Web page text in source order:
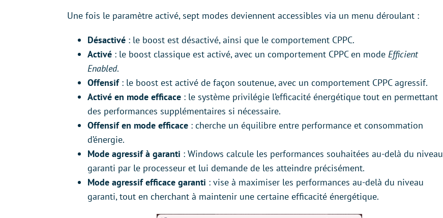
Une fois le paramètre activé, sept modes deviennent accessibles via un menu déroulant :
Désactivé : le boost est désactivé, ainsi que le comportement CPPC.
Activé : le boost classique est activé, avec un comportement CPPC en mode Efficient
Enabled.
Offensif: le boost est activé de façon soutenue, avec un comportement CPPC agressif.
Activé en mode efficace : le système privilégie l’efficacité énergétique tout en permettant
des performances supplémentaires si nécessaire.
Offensif en mode efficace : cherche un équilibre entre performance et consommation
d’énergie.
Mode agressif à garanti : Windows calcule les performances souhaitées au-delà du niveau
garanti par le processeur et lui demande de les atteindre précisément.
Mode agressif efficace garanti : vise à maximiser les performances au-delà du niveau
garanti, tout en cherchant à maintenir une certaine efficacité énergétique.